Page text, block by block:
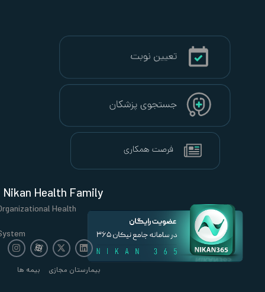
Nikan Health Family
Organizational Health
System
بیمه ها